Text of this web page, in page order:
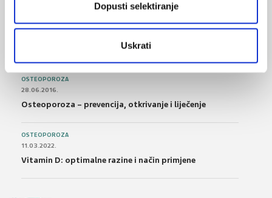
Dopusti selektiranje
Uskrati
POREMEĆAJI PROBAVE
Što su probiotici i kako se proizvode?
OSTEOPOROZA
28.06.2016.
Osteoporoza – prevencija, otkrivanje i liječenje
OSTEOPOROZA
11.03.2022.
Vitamin D: optimalne razine i način primjene